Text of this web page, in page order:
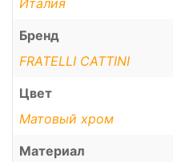
Бренд
FRATELLI CATTINI
Цвет
Матовый хром
Материал